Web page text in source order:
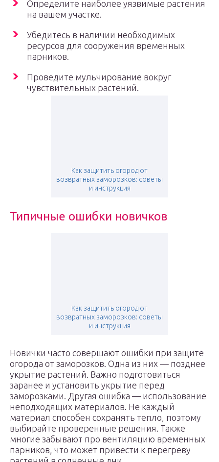
Определите наиболее уязвимые растения
на вашем участке.
Убедитесь в наличии необходимых
ресурсов для сооружения временных
парников.
Проведите мульчирование вокруг
чувствительных растений.
Как защитить огород от
возвратных заморозков: советы
и инструкция
Типичные ошибки новичков
Как защитить огород от
возвратных заморозков: советы
и инструкция
Новички часто совершают ошибки при защите
огорода от заморозков. Одна из них — позднее
укрытие растений. Важно подготовиться
заранее и установить укрытие перед
заморозками. Другая ошибка — использование
неподходящих материалов. Не каждый
материал способен сохранять тепло, поэтому
выбирайте проверенные решения. Также
многие забывают про вентиляцию временных
парников, что может привести к перегреву